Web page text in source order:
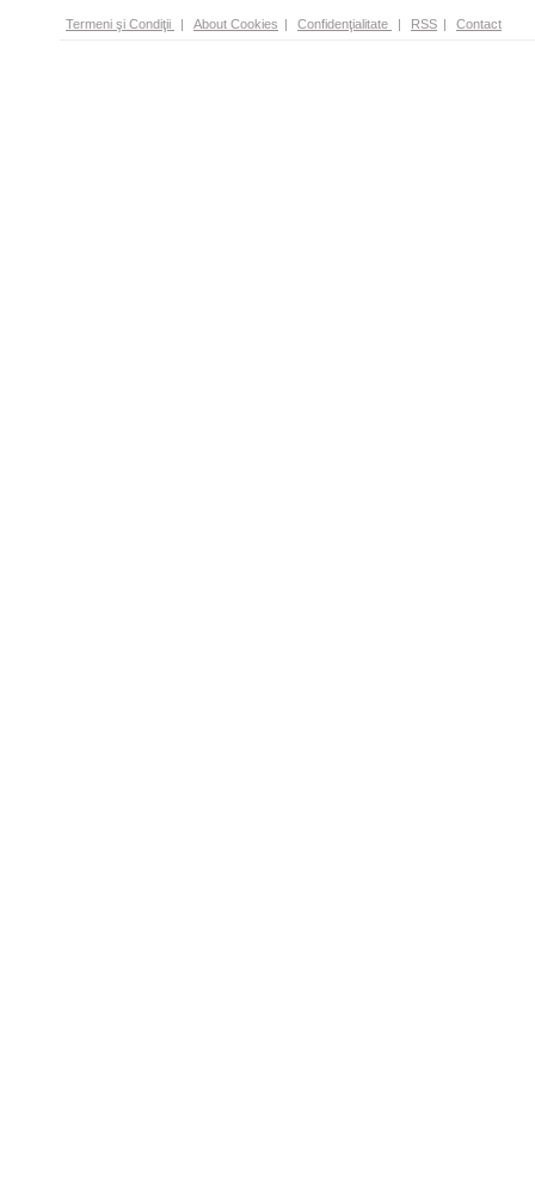
Termeni şi Condiţii | About Cookies | Confidenţialitate | RSS | Contact